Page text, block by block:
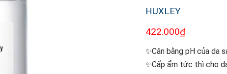
HUXLEY
422.000₫
✨Cân bằng pH của da
✨Cấp ẩm tức thì cho